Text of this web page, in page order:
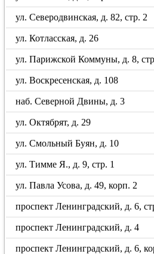
ул. Северодвинская, д. 82, стр. 2
ул. Котласская, д. 26
ул. Парижской Коммуны, д. 8,
ул. Воскресенская, д. 108
наб. Северной Двины, д. 3
ул. Октябрят, д. 29
ул. Смольный Буян, д. 10
ул. Тимме Я., д. 9, стр. 1
ул. Павла Усова, д. 49, корп. 2
проспект Ленинградский, д. 6,
проспект Ленинградский, д. 4
проспект Ленинградский, д. 6,